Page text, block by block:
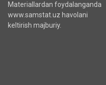
Materiallardan foydalanganda
www.samstat.uz havolani
keltirish majburiy.